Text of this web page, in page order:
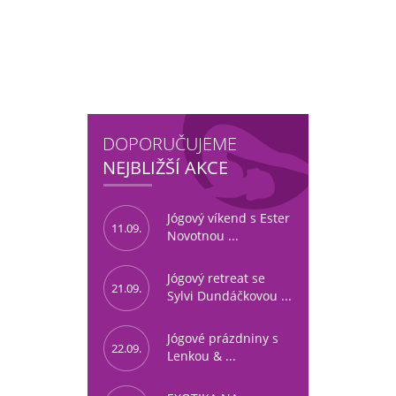
DOPORUČUJEME
NEJBLIŽŠÍ AKCE
11.09.
Jógový víkend s Ester
Novotnou ...
21.09.
Jógový retreat se
Sylvi Dundáčkovou ...
22.09.
Jógové prázdniny s
Lenkou & ...